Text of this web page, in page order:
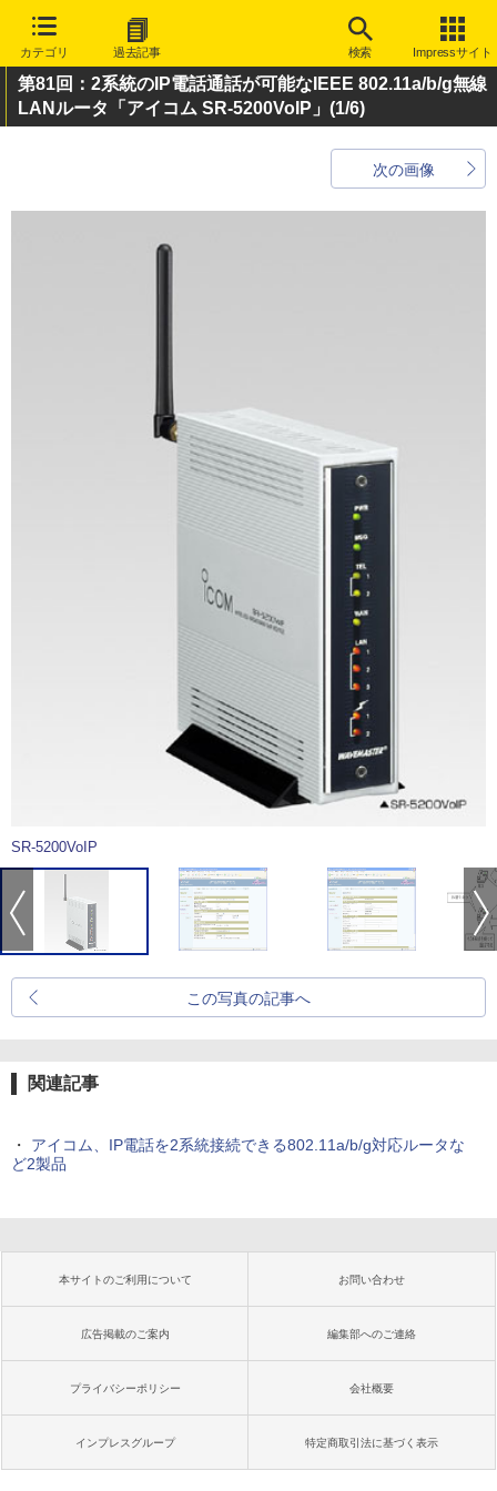
カテゴリ 過去記事 検索 Impressサイト
第81回：2系統のIP電話通話が可能なIEEE 802.11a/b/g無線
LANルータ「アイコム SR-5200VoIP」 (1/6)
次の画像
SR-5200VoIP
この写真の記事へ
関連記事
・ アイコム、IP電話を2系統接続できる802.11a/b/g対応ルータな
ど2製品
本サイトのご利用について お問い合わせ
広告掲載のご案内 編集部へのご連絡
プライバシーポリシー 会社概要
インプレスグループ 特定商取引法に基づく表示